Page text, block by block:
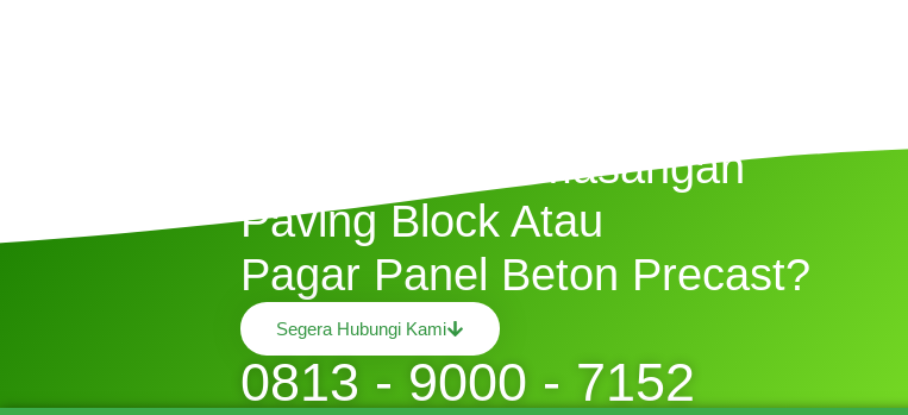
Butuh Jasa Pemasangan
Paving Block Atau
Pagar Panel Beton Precast?
Segera Hubungi Kami
0813 - 9000 - 7152